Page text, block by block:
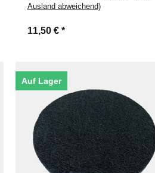
Ausland abweichend)
11,50 € *
Auf Lager